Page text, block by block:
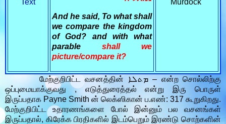
And he said, To what shall
we compare the kingdom
of God? and with what
parable shall we
picture/compare it?
மேற்குறிபிட்ட வசனத்தின் ܡܬܠܐ – என்ற சொல்லிற்கு
ஒப்புமையாக்குவது , எடுத்துரைத்தல் என்று இரு பொருள்
இருப்பதாக Payne Smith ன் லெக்ஸிகான் ப.எண்: 317 கூறுகிறது.
மேற்குறிபிட்ட உதாரணங்களை போல் இன்னும் பல வசனங்கள்
இருப்பதால், கிரேக்க பிரதிகளில் இடம்பெறும் இரண்டு சொற்களின்